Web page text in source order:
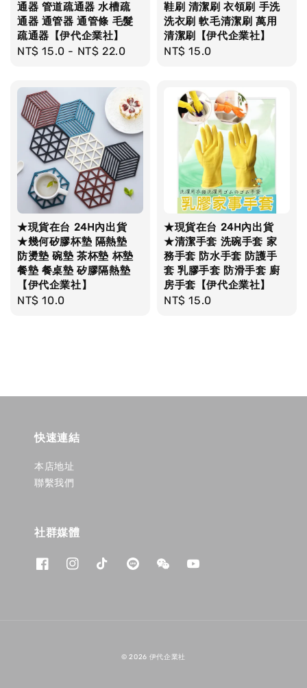
通器 管道疏通器 水槽疏
通器 通管器 通管條 毛髮
疏通器【伊代企業社】
Regular
NT$ 15.0 - NT$ 22.0
鞋刷 清潔刷 衣領刷 手洗
洗衣刷 軟毛清潔刷 萬用
清潔刷【伊代企業社】
Regular
NT$ 15.0
★現貨在台 24H內出貨
★幾何矽膠杯墊 隔熱墊
防燙墊 碗墊 茶杯墊 杯墊
餐墊 餐桌墊 矽膠隔熱墊
【伊代企業社】
Regular
NT$ 10.0
★現貨在台 24H內出貨
★清潔手套 洗碗手套 家
務手套 防水手套 防護手
套 乳膠手套 防滑手套 廚
房手套【伊代企業社】
Regular
NT$ 15.0
快速連結
本店地址
聯繫我們
社群媒體
© 2026 伊代企業社